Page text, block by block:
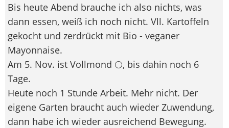
Bis heute Abend brauche ich also nichts, was
dann essen, weiß ich noch nicht. Vll. Kartoffeln
gekocht und zerdrückt mit Bio - veganer
Mayonnaise.
Am 5. Nov. ist Vollmond 🌕, bis dahin noch 6
Tage.
Heute noch 1 Stunde Arbeit. Mehr nicht. Der
eigene Garten braucht auch wieder Zuwendung,
dann habe ich wieder ausreichend Bewegung.